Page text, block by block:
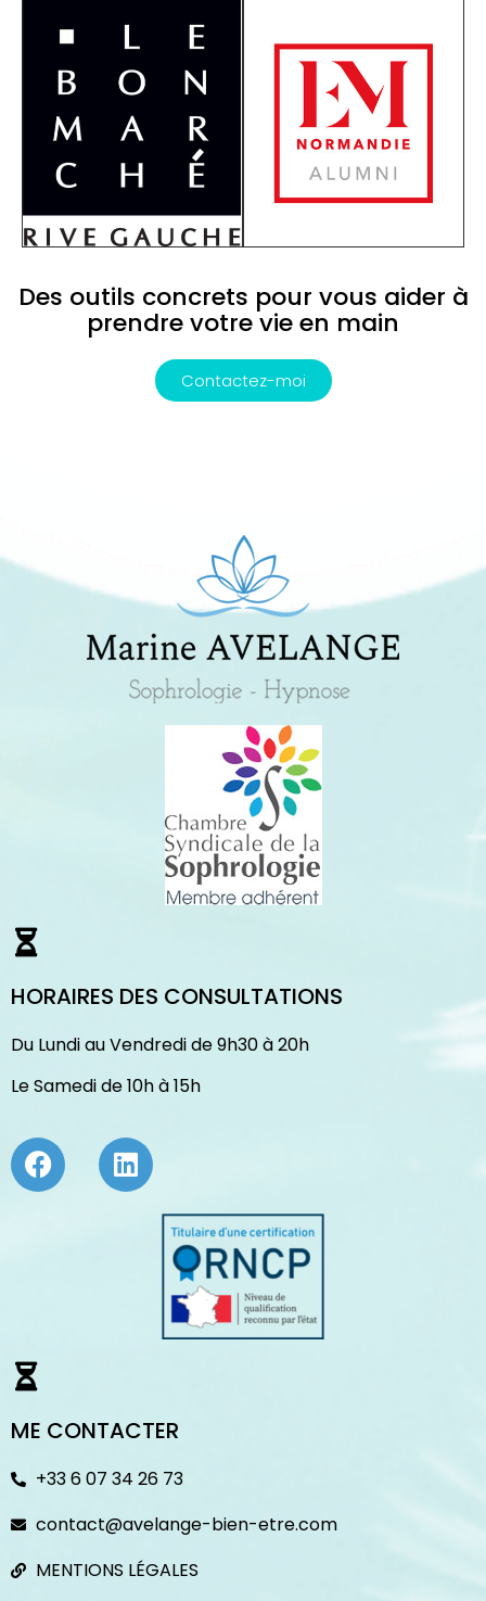
Des outils concrets pour vous aider à
prendre votre vie en main
Contactez-moi
HORAIRES DES CONSULTATIONS
Du Lundi au Vendredi de 9h30 à 20h
Le Samedi de 10h à 15h
ME CONTACTER
+33 6 07 34 26 73
contact@avelange-bien-etre.com
MENTIONS LÉGALES